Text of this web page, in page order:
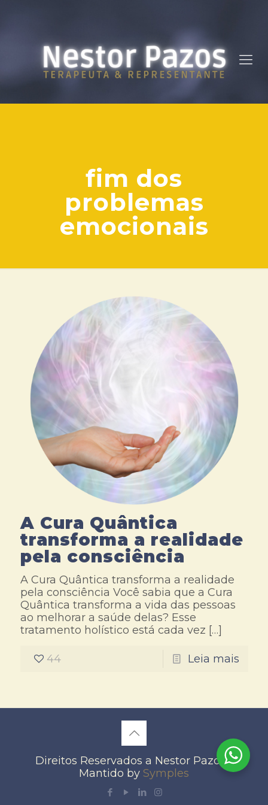
fim dos
problemas
emocionais
A Cura Quântica
transforma a realidade
pela consciência
A Cura Quântica transforma a realidade
pela consciência Você sabia que a Cura
Quântica transforma a vida das pessoas
ao melhorar a saúde delas? Esse
tratamento holístico está cada vez […]
44 Leia mais
Direitos Reservados a Nestor Pazos -
Mantido by Symples